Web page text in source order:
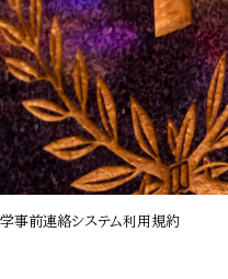
事前連絡システム利用規約